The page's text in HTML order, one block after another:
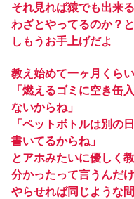
それ見れば猿でも出来
わざとやってるのか？
しもうお手上げだよ
教え始めて一ヶ月くら
「燃えるゴミに空き缶
ないからね」
「ペットボトルは別の
書いてるからね」
とアホみたいに優しく教
分かったって言うんだ
やらせれば同じような